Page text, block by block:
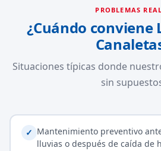
PROBLEMAS
¿Cuándo conviene
Situaciones típicas donde
sin
✓ Mantenimiento preventivo
lluvias o después de caída de